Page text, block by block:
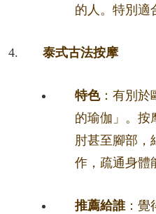
的人。特別適
泰式古法按摩
特色：有別於
的瑜伽」。按
肘甚至腳部，
作，疏通身體
推薦給誰：覺